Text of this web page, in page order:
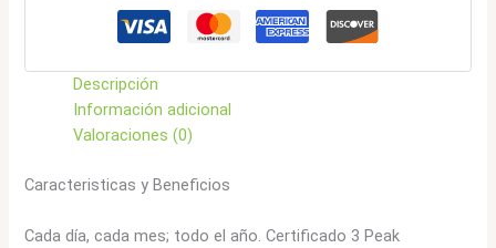
Descripción
Información adicional
Valoraciones (0)
Caracteristicas y Beneficios
Cada día, cada mes; todo el año. Certificado 3 Peak